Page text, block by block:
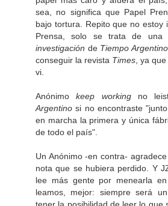
sea, no significa que Papel
bajo tortura. Repito que no estoy
Prensa, solo se trata de una
investigación de Tiempo Argentino
conseguir la revista Times , ya
vi.
Anónimokeep workingno
Argentino si no encontraste
en marcha la primera y única
de todo el país".
Un Anónimo -en contra-
nota que se hubiera perdido. Y
lee más gente por menearla
leamos, mejor: siempre será